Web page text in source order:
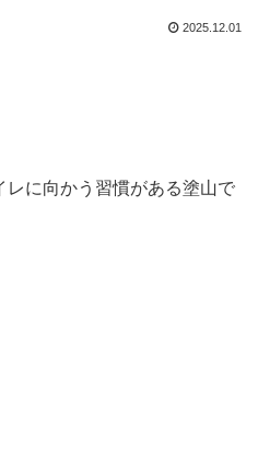
2025.12.01
に向かう習慣がある塗山で